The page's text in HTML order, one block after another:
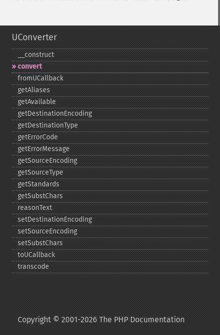
UConverter
_​_​construct
convert
fromUCallback
getAliases
getAvailable
getDestinationEncoding
getDestinationType
getErrorCode
getErrorMessage
getSourceEncoding
getSourceType
getStandards
getSubstChars
reasonText
setDestinationEncoding
setSourceEncoding
setSubstChars
toUCallback
transcode
Copyright © 2001-2026 The PHP Documentation